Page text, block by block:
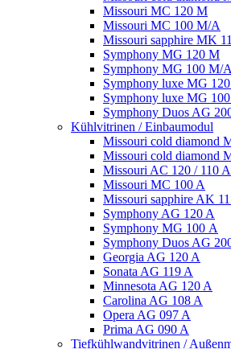
Missouri MC 120 M
Missouri MC 100 M/A
Missouri sapphire MK
Symphony MG 120 M
Symphony MG 100 M/А
Symphony luxe MG
Symphony luxe MG
Symphony Duos AG
Kühlvitrinen / Einbaumodul
Missouri cold diamond
Missouri cold diamond
Missouri AC 120 / 110 A
Missouri MC 100 A
Missouri sapphire AK
Symphony AG 120 A
Symphony MG 100 А
Symphony Duos AG
Georgia AG 120 A
Sonata AG 119 A
Minnesota AG 120 A
Carolina AG 108 A
Opera AG 097 A
Prima AG 090 A
Tiefkühlwandvitrinen /